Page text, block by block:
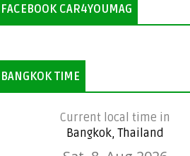
FACEBOOK CAR4YOUMAG
BANGKOK TIME
Current local time in
Bangkok, Thailand